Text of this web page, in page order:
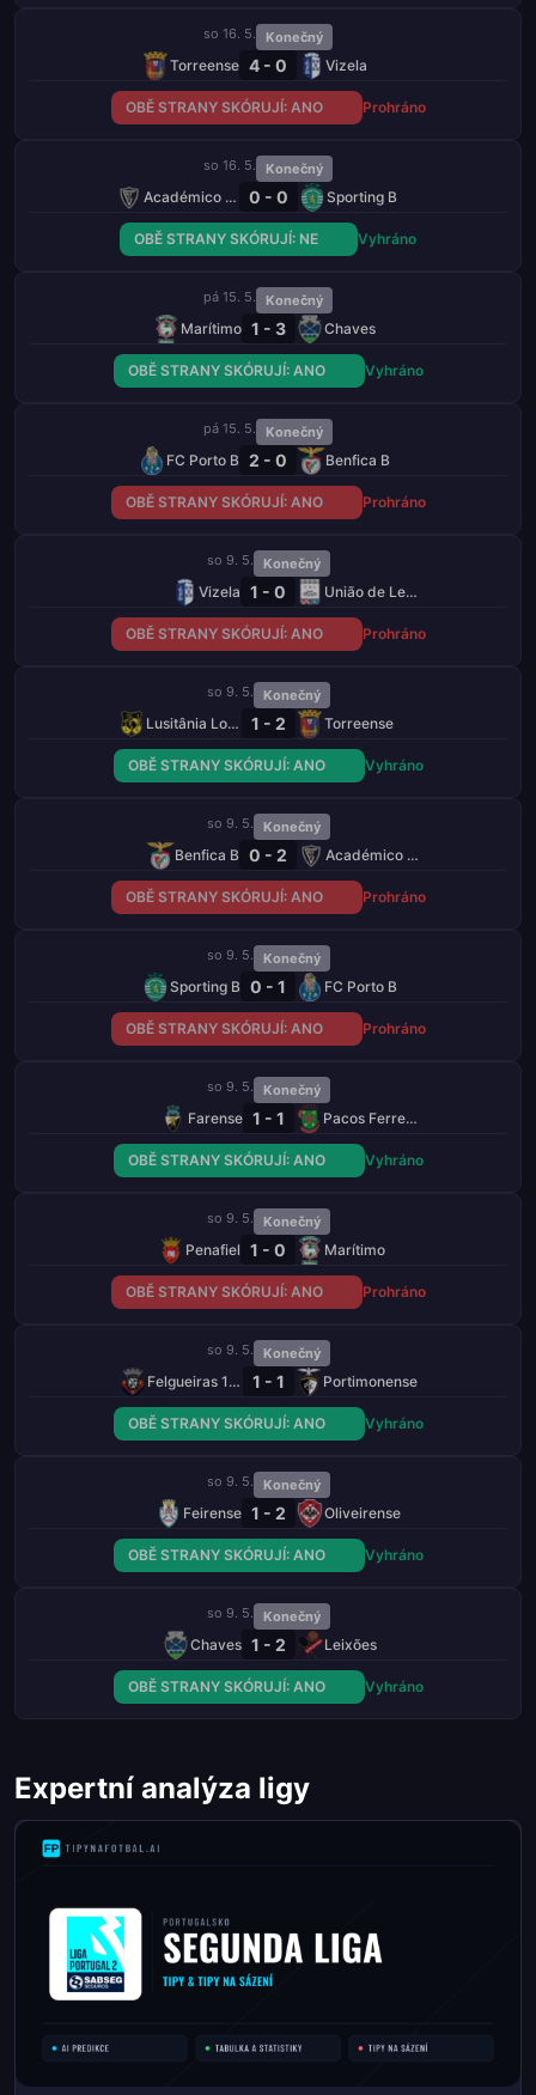
so 16. 5. Konečný
Torreense 4 - 0 Vizela
OBĚ STRANY SKÓRUJÍ: ANO Prohráno
so 16. 5. Konečný
Académico Viseu 0 - 0 Sporting B
OBĚ STRANY SKÓRUJÍ: NE Vyhráno
pá 15. 5. Konečný
Marítimo 1 - 3 Chaves
OBĚ STRANY SKÓRUJÍ: ANO Vyhráno
pá 15. 5. Konečný
FC Porto B 2 - 0 Benfica B
OBĚ STRANY SKÓRUJÍ: ANO Prohráno
so 9. 5. Konečný
Vizela 1 - 0 União de Leiria
OBĚ STRANY SKÓRUJÍ: ANO Prohráno
so 9. 5. Konečný
Lusitânia Lourosa 1 - 2 Torreense
OBĚ STRANY SKÓRUJÍ: ANO Vyhráno
so 9. 5. Konečný
Benfica B 0 - 2 Académico Viseu
OBĚ STRANY SKÓRUJÍ: ANO Prohráno
so 9. 5. Konečný
Sporting B 0 - 1 FC Porto B
OBĚ STRANY SKÓRUJÍ: ANO Prohráno
so 9. 5. Konečný
Farense 1 - 1 Pacos Ferreira
OBĚ STRANY SKÓRUJÍ: ANO Vyhráno
so 9. 5. Konečný
Penafiel 1 - 0 Marítimo
OBĚ STRANY SKÓRUJÍ: ANO Prohráno
so 9. 5. Konečný
Felgueiras 1932 1 - 1 Portimonense
OBĚ STRANY SKÓRUJÍ: ANO Vyhráno
so 9. 5. Konečný
Feirense 1 - 2 Oliveirense
OBĚ STRANY SKÓRUJÍ: ANO Vyhráno
so 9. 5. Konečný
Chaves 1 - 2 Leixões
OBĚ STRANY SKÓRUJÍ: ANO Vyhráno
Expertní analýza ligy